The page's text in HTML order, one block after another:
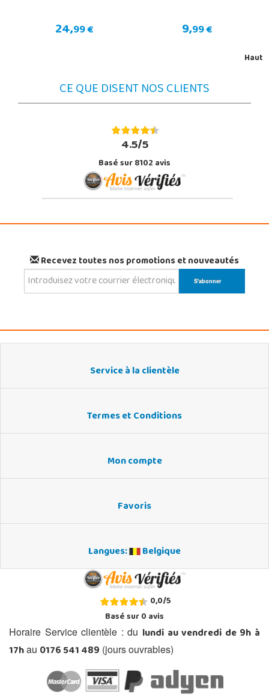
24,99 € 9,99 €
Haut
CE QUE DISENT NOS CLIENTS
4.5/5
Basé sur 8102 avis
Recevez toutes nos promotions et nouveautés
Service à la clientèle
Termes et Conditions
Mon compte
Favoris
Langues: Belgique
0,0/5
Basé sur0avis
Horaire Service clientèle : du lundi au vendredi de 9h à
17hau 0176 541 489 (jours ouvrables)